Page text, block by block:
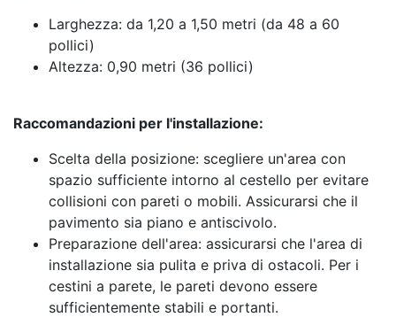
Larghezza: da 1,20 a 1,50 metri (da 48 a 60
pollici)
Altezza: 0,90 metri (36 pollici)
Raccomandazioni per l'installazione:
Scelta della posizione: scegliere un'area con
spazio sufficiente intorno al cestello per evitare
collisioni con pareti o mobili. Assicurarsi che il
pavimento sia piano e antiscivolo.
Preparazione dell'area: assicurarsi che l'area di
installazione sia pulita e priva di ostacoli. Per i
cestini a parete, le pareti devono essere
sufficientemente stabili e portanti.